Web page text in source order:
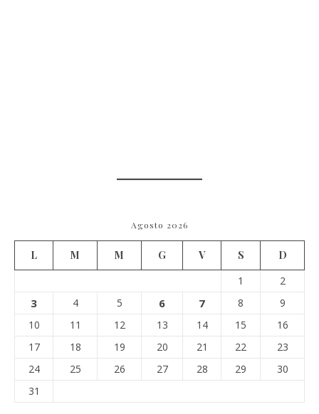
Agosto 2026
L M M G V S
D
1
2
3 4 5 6 7 8
9
10
11 12 13 14 15
16
17
18 19 20 21 22
23
24
25 26 27 28 29
30
31